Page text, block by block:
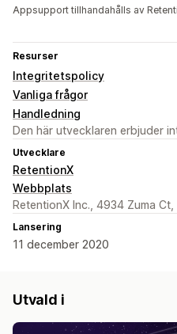
Appsupport tillhandahålls av
Resurser
Integritetspolicy
Vanliga frågor
Handledning
Den här utvecklaren erbjuder
Utvecklare
RetentionX
Webbplats
RetentionX Inc., 4934 Zuma
Lansering
11 december 2020
Utvald i